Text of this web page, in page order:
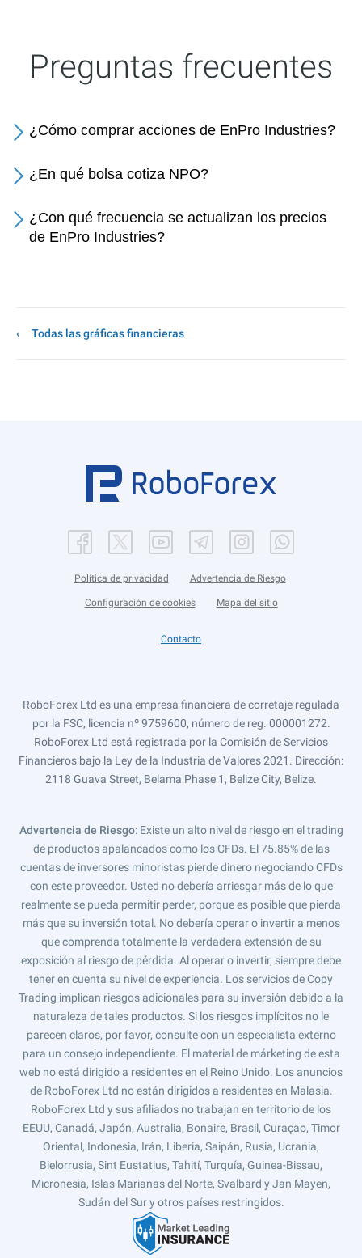
Preguntas frecuentes
¿Cómo comprar acciones de EnPro Industries?
¿En qué bolsa cotiza NPO?
¿Con qué frecuencia se actualizan los precios
de EnPro Industries?
Todas las gráficas financieras
Política de privacidad Advertencia de Riesgo
Configuración de cookies Mapa del sitio
Contacto
RoboForex Ltd es una empresa financiera de corretaje regulada
por la FSC, licencia nº 9759600, número de reg. 000001272.
RoboForex Ltd está registrada por la Comisión de Servicios
Financieros bajo la Ley de la Industria de Valores 2021. Dirección:
2118 Guava Street, Belama Phase 1, Belize City, Belize.
Advertencia de Riesgo: Existe un alto nivel de riesgo en el trading
de productos apalancados como los CFDs. El 75.85% de las
cuentas de inversores minoristas pierde dinero negociando CFDs
con este proveedor. Usted no debería arriesgar más de lo que
realmente se pueda permitir perder, porque es posible que pierda
más que su inversión total. No debería operar o invertir a menos
que comprenda totalmente la verdadera extensión de su
exposición al riesgo de pérdida. Al operar o invertir, siempre debe
tener en cuenta su nivel de experiencia. Los servicios de Copy
Trading implican riesgos adicionales para su inversión debido a la
naturaleza de tales productos. Si los riesgos implícitos no le
parecen claros, por favor, consulte con un especialista externo
para un consejo independiente. El material de márketing de esta
web no está dirigido a residentes en el Reino Unido. Los anuncios
de RoboForex Ltd no están dirigidos a residentes en Malasia.
RoboForex Ltd y sus afiliados no trabajan en territorio de los
EEUU, Canadá, Japón, Australia, Bonaire, Brasil, Curaçao, Timor
Oriental, Indonesia, Irán, Liberia, Saipán, Rusia, Ucrania,
Bielorrusia, Sint Eustatius, Tahití, Turquía, Guinea-Bissau,
Micronesia, Islas Marianas del Norte, Svalbard y Jan Mayen,
Sudán del Sur y otros países restringidos.